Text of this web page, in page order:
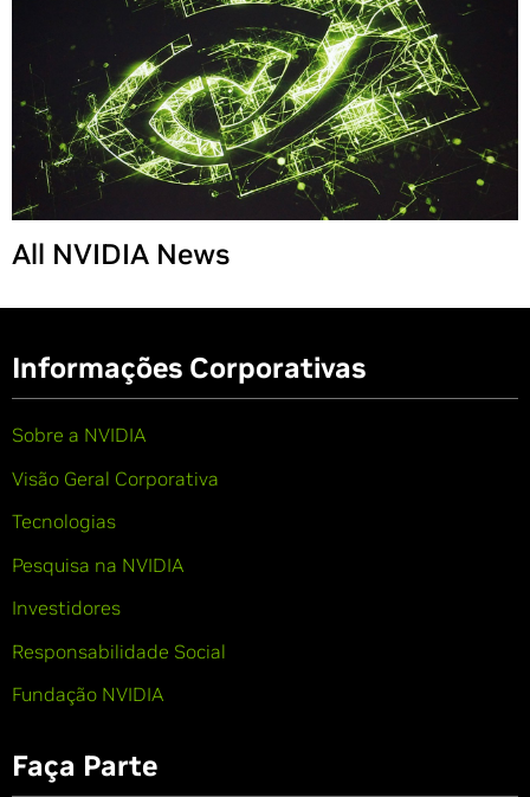
All NVIDIA News
Informações Corporativas
Sobre a NVIDIA
Visão Geral Corporativa
Tecnologias
Pesquisa na NVIDIA
Investidores
Responsabilidade Social
Fundação NVIDIA
Faça Parte